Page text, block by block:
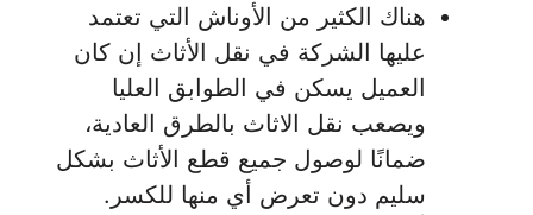
هناك الكثير من الأوناش التي تعتمد
عليها الشركة في نقل الأثاث إن كان
العميل يسكن في الطوابق العليا
ويصعب نقل الاثاث بالطرق العادية،
ضمانًا لوصول جميع قطع الأثاث بشكل
سليم دون تعرض أي منها للكسر.